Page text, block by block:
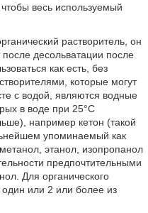
весь используемый
растворитель, он
десольватации после
как есть, без
которые могут
с водой, являются водные
в воде при 25°C
например кетон (такой
упоминаемый как
этанол, изопропанол
предпочтительными
Для органического
один или 2 или более из